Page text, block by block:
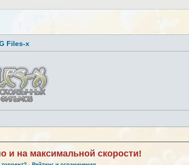
Files-x
и на максимальной скорости!